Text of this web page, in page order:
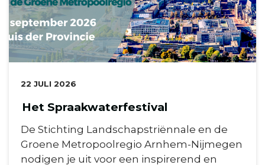
DATUM:
22 JULI 2026
Het Spraakwaterfestival
De Stichting Landschapstriënnale en de
Groene Metropoolregio Arnhem-Nijmegen
nodigen je uit voor een inspirerend en